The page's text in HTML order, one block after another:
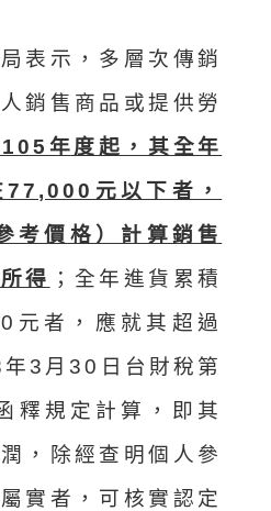
表示，多層次傳銷
銷售商品或提供勞
105年度起，其全年
元以下者，
考價格）計算銷售
得 ；全年進貨累積
元者，應就其超過
3月30日台財稅第
釋規定計算，即其
，除經查明個人參
實者，可核實認定